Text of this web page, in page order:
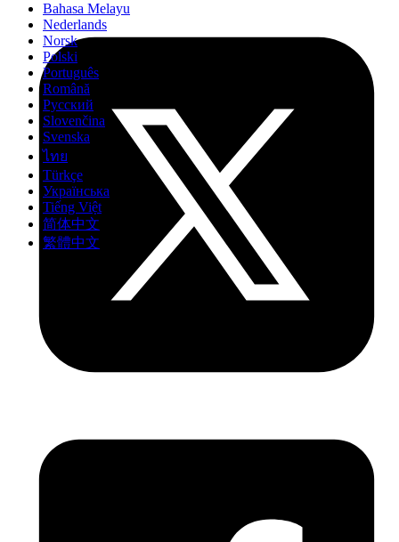
Bahasa Melayu
Nederlands
Norsk
Polski
Português
Română
Русский
Slovenčina
Svenska
ไทย
Türkçe
Українська
Tiếng Việt
简体中文
繁體中文